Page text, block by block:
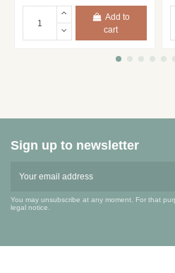
Add to
cart
Sign up to newsletter
You may unsubscribe at any moment. For that
legal notice.